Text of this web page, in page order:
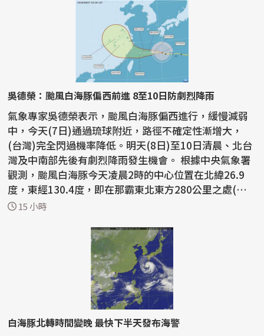
吳德榮：颱風白海豚偏西前進 8至10日防劇烈降雨
氣象專家吳德榮表示，颱風白海豚偏西進行，緩慢減弱
中，今天(7日)通過琉球附近，路徑不確定性漸增大，
(台灣)完全閃過機率降低。明天(8日)至10日清晨、北台
灣及中南部先後有劇烈降雨發生機會。 根據中央氣象署
觀測，颱風白海豚今天凌晨2時的中心位置在北緯26.9
度，東經130.4度，即在那霸東北東方280公里之處(台
北東北東...
15 小時
白海豚北轉時間變晚 最快下半天發布海警